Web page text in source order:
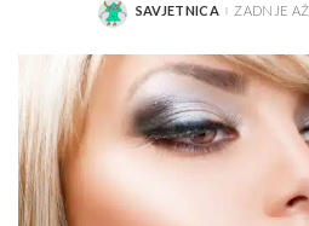
POSTED
SAVJETNICA ZADNJE